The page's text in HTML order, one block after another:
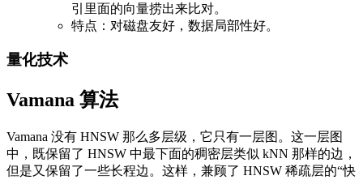
引里面的向量捞出来比对。
特点：对磁盘友好，数据局部性好。
量化技术
Vamana 算法
Vamana 没有 HNSW 那么多层级，它只有一层图。这一层图
中，既保留了 HNSW 中最下面的稠密层类似 kNN 那样的边，
但是又保留了一些长程边。这样，兼顾了 HNSW 稀疏层的“快